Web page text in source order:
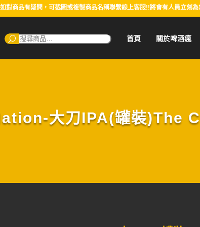
如對商品有疑問，可截圖或複製商品名稱聯繫線上客服!!將會有人員立刻
搜
尋：
首頁 關於啤酒瘋
大刀IPA(罐裝)The